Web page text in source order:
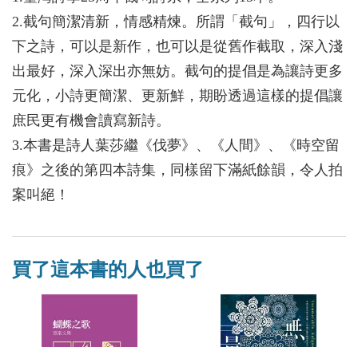
2.截句簡潔清新，情感精煉。所謂「截句」，四行以
下之詩，可以是新作，也可以是從舊作截取，深入淺
出最好，深入深出亦無妨。截句的提倡是為讓詩更多
元化，小詩更簡潔、更新鮮，期盼透過這樣的提倡讓
庶民更有機會讀寫新詩。
3.本書是詩人葉莎繼《伐夢》、《人間》、《時空留
痕》之後的第四本詩集，同樣留下滿紙餘韻，令人拍
案叫絕！
買了這本書的人也買了